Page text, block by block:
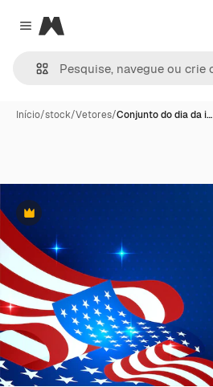
Close menu
Magnific
Início/stock/Vetores/Conjunto do dia da i…
Premium